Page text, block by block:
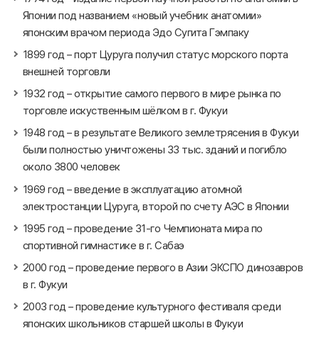
Японии под названием «новый учебник анатомии»
японским врачом периода Эдо Сугита Гэмпаку
1899 год – порт Цуруга получил статус морского порта
внешней торговли
1932 год – открытие самого первого в мире рынка по
торговле искуственным шёлком в г. Фукуи
1948 год – в результате Великого землетрясения в Фукуи
были полностью уничтожены 33 тыс. зданий и погибло
около 3800 человек
1969 год – введение в эксплуатацию атомной
электростанции Цуруга, второй по счету АЭС в Японии
1995 год – проведение 31-го Чемпионата мира по
спортивной гимнастике в г. Сабаэ
2000 год – проведение первого в Азии ЭКСПО динозавров
в г. Фукуи
2003 год – проведение культурного фестиваля среди
японских школьников старшей школы в Фукуи